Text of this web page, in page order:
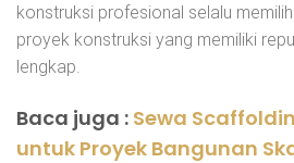
konstruksi profesional selalu
proyek konstruksi yang memiliki
lengkap.
Baca juga : Sewa
untuk Proyek Bangunan